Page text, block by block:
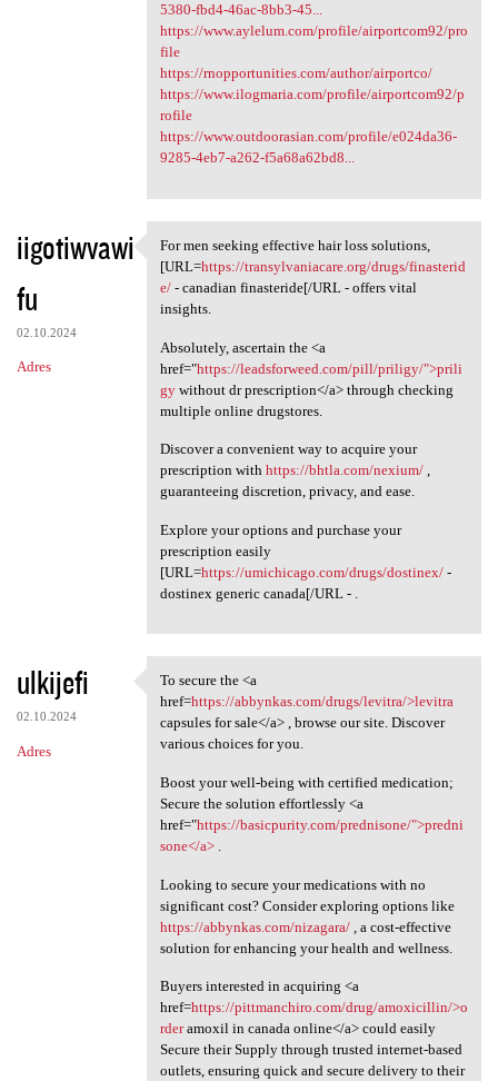
5380-fbd4-46ac-8bb3-45...
https://www.aylelum.com/profile/airportcom92/pro
file
https://rnopportunities.com/author/airportco/
https://www.ilogmaria.com/profile/airportcom92/p
rofile
https://www.outdoorasian.com/profile/e024da36-
9285-4eb7-a262-f5a68a62bd8...
iigotiwvawi
fu
02.10.2024
Adres
For men seeking effective
For men seeking effective hair loss solutions,
[URL=https://transylvaniacare.org/drugs/finasterid
e/- canadian finasteride[/URL - offers vital
insights.
Absolutely, ascertain the <a
href="https://leadsforweed.com/pill/priligy/">prili
gywithout dr prescription</a> through checking
multiple online drugstores.
Discover a convenient way to acquire your
prescription with https://bhtla.com/nexium/,
guaranteeing discretion, privacy, and ease.
Explore your options and purchase your
prescription easily
[URL=https://umichicago.com/drugs/dostinex/-
dostinex generic canada[/URL - .
ulkijefi
02.10.2024
Adres
To secure the <a href=https:/
To secure the <a
href=https://abbynkas.com/drugs/levitra/>levitra
capsules for sale</a> , browse our site. Discover
various choices for you.
Boost your well-being with certified medication;
Secure the solution effortlessly <a
href="https://basicpurity.com/prednisone/">predni
sone</a>.
Looking to secure your medications with no
significant cost? Consider exploring options like
https://abbynkas.com/nizagara/, a cost-effective
solution for enhancing your health and wellness.
Buyers interested in acquiring <a
href=https://pittmanchiro.com/drug/amoxicillin/>o
rderamoxil in canada online</a> could easily
Secure their Supply through trusted internet-based
outlets, ensuring quick and secure delivery to their